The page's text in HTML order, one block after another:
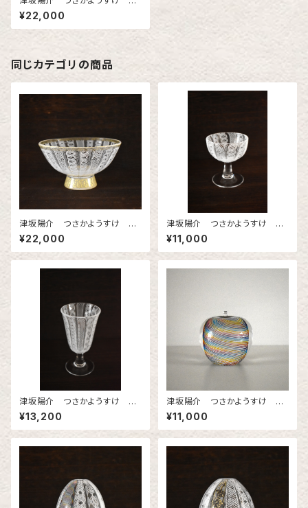
碗 レースガラス 2
¥22,000
同じカテゴリの商品
津坂陽介 つさかようすけ 茶
碗 レースガラス
¥22,000
津坂陽介 つさかようすけ レ
ースガラス 冷酒器
¥11,000
津坂陽介 つさかようすけ レ
ースガラス ミニワイングラス
2
¥13,200
津坂陽介 つさかようすけ 虹
のリンゴ（小）
¥11,000